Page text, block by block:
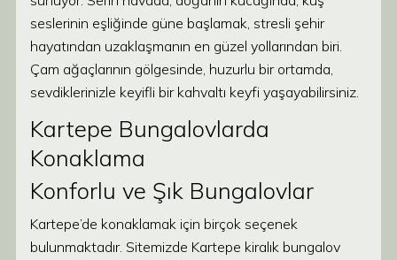
seslerinin eşliğinde güne başlamak, stresli şehir
hayatından uzaklaşmanın en güzel yollarından biri.
Çam ağaçlarının gölgesinde, huzurlu bir ortamda,
sevdiklerinizle keyifli bir kahvaltı keyfi yaşayabilirsiniz.
Kartepe Bungalovlarda
Konaklama
Konforlu ve Şık Bungalovlar
Kartepe’de konaklamak için birçok seçenek
bulunmaktadır. Sitemizde Kartepe kiralık bungalov